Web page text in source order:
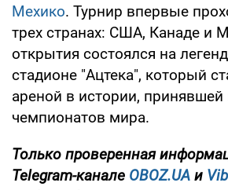
Мехико. Турнир впервые
трех странах: США, Канаде и
открытия состоялся на
стадионе "Ацтека", который
ареной в истории, принявшей
чемпионатов мира.
Только проверенная
Telegram-канале OBOZ.UA и